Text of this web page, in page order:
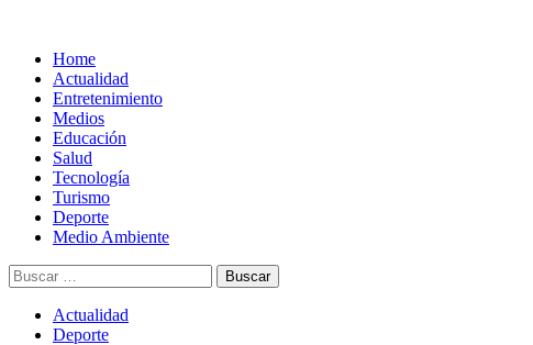
Home
Actualidad
Entretenimiento
Medios
Educación
Salud
Tecnología
Turismo
Deporte
Medio Ambiente
Buscar:
Actualidad
Deporte